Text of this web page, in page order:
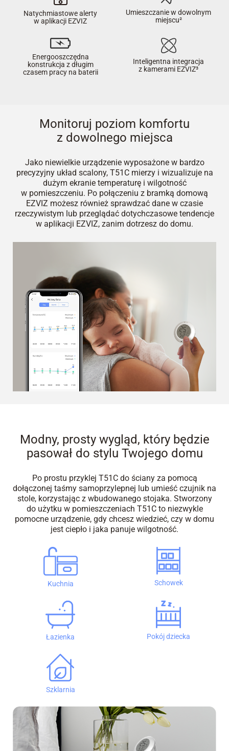
Natychmiastowe alerty
w aplikacji EZVIZ
Umieszczanie w dowolnym
miejscu²
Energooszczędna
konstrukcja z długim
czasem pracy na baterii
Inteligentna integracja
z kamerami EZVIZ³
Monitoruj poziom komfortu
z dowolnego miejsca
Jako niewielkie urządzenie wyposażone w bardzo
precyzyjny układ scalony, T51C mierzy i wizualizuje na
dużym ekranie temperaturę i wilgotność
w pomieszczeniu. Po połączeniu z bramką domową
EZVIZ możesz również sprawdzać dane w czasie
rzeczywistym lub przeglądać dotychczasowe tendencje
w aplikacji EZVIZ, zanim dotrzesz do domu.
Modny, prosty wygląd, który będzie
pasował do stylu Twojego domu
Po prostu przyklej T51C do ściany za pomocą
dołączonej taśmy samoprzylepnej lub umieść czujnik na
stole, korzystając z wbudowanego stojaka. Stworzony
do użytku w pomieszczeniach T51C to niezwykle
pomocne urządzenie, gdy chcesz wiedzieć, czy w domu
jest ciepło i jaka panuje wilgotność.
Kuchnia Schowek
Łazienka Pokój dziecka
Szklarnia